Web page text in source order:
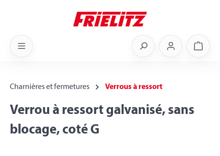
Charnières et fermetures Verrous à ressort
Verrou à ressort galvanisé, sans
blocage, coté G